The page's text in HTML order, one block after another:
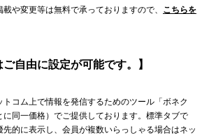
や変更等は無料で承っておりますので、 こちらを
ご自由に設定が可能です。】
コム上で情報を発信するためのツール「ボネク
に同一価格）でご提供しております。標準タブで
的に表示し、会員が複数いらっしゃる場合はネッ